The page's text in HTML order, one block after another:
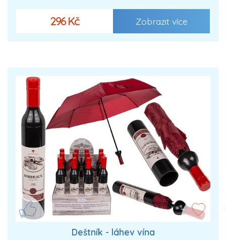
296 Kč Zobrazit více
Deštník - láhev vína